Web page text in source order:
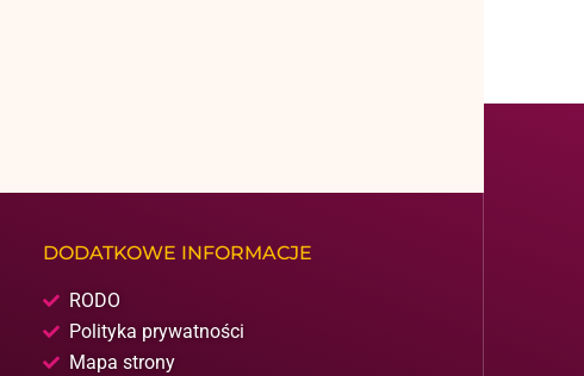
DODATKOWE INFORMACJE
RODO
Polityka prywatności
Mapa strony